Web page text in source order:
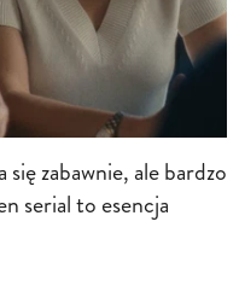
zabawnie, ale bardzo
serial to esencja